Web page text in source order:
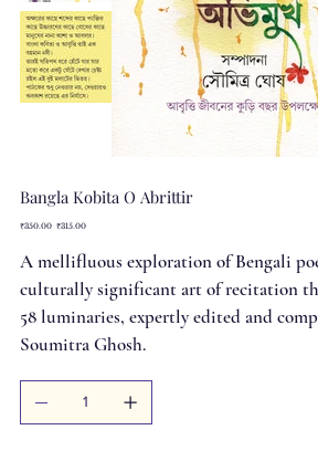
Bangla Kobita O Abrittir
Original
₹350.00 Sale
₹315.00
A mellifluous exploration of Bengali
culturally significant art of recitation
58 luminaries, expertly edited and
Soumitra Ghosh.